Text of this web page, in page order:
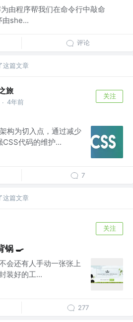
由程序帮我们在命令行中敲命
由she...
评论
这篇文章
旅
· 4年前
关注
构为切入点，通过减少
代码的维护...
7
这篇文章
关注
锅 🍳
会还有人手动一张张上
装好的工...
277